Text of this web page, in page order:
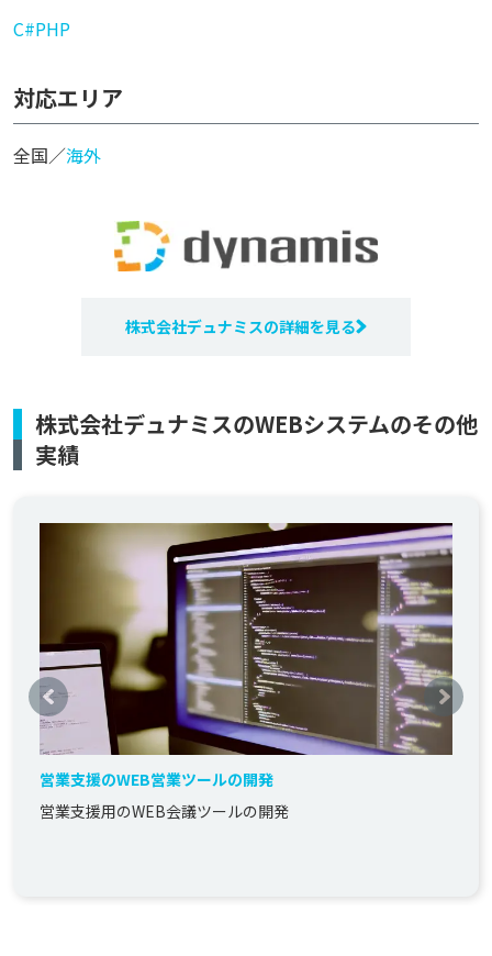
C#PHP
対応エリア
全国／海外
株式会社デュナミスの詳細を見る
株式会社デュナミスのWEBシステムのその他
実績
営業支援のWEB営業ツールの開発
営業支援用のWEB会議ツールの開発